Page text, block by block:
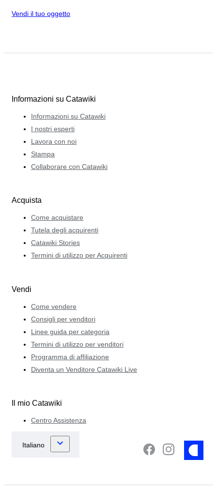
Vendi il tuo oggetto
Informazioni su Catawiki
Informazioni su Catawiki
I nostri esperti
Lavora con noi
Stampa
Collaborare con Catawiki
Acquista
Come acquistare
Tutela degli acquirenti
Catawiki Stories
Termini di utilizzo per Acquirenti
Vendi
Come vendere
Consigli per venditori
Linee guida per categoria
Termini di utilizzo per venditori
Programma di affiliazione
Diventa un Venditore Catawiki Live
Il mio Catawiki
Centro Assistenza